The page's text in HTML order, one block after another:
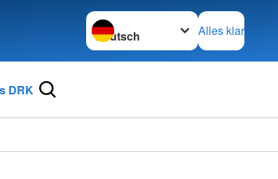
Sprache wechseln zu
Alles klar
DRK